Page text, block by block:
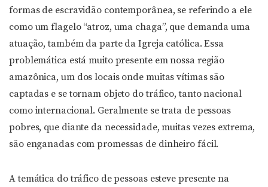
formas de escravidão contemporânea, se referindo a ele
como um flagelo “atroz, uma chaga”, que demanda uma
atuação, também da parte da Igreja católica. Essa
problemática está muito presente em nossa região
amazônica, um dos locais onde muitas vítimas são
captadas e se tornam objeto do tráfico, tanto nacional
como internacional. Geralmente se trata de pessoas
pobres, que diante da necessidade, muitas vezes extrema,
são enganadas com promessas de dinheiro fácil.
A temática do tráfico de pessoas esteve presente na